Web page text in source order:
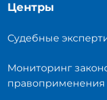
Центры
Судебные
Мониторинг
правоприменения